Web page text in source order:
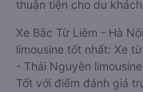
thuận tiện cho du khách.
Xe Bắc Từ Liêm - Hà
limousine tốt nhất: Xe
- Thái Nguyên
Tốt với điểm đánh giá